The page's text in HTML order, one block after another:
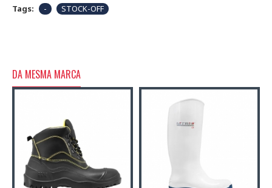
Tags: - STOCK-OFF
DA MESMA MARCA